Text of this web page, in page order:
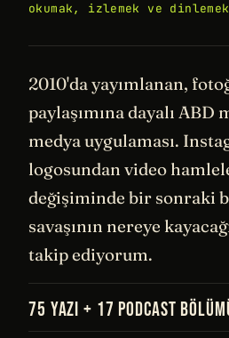
okumak, izlemek ve
2010'da yayımlanan,
paylaşımına dayalı ABD
medya uygulaması.
logosundan video
değişiminde bir sonraki
savaşının nereye
takip ediyorum.
75 YAZI + 17 PODCAST